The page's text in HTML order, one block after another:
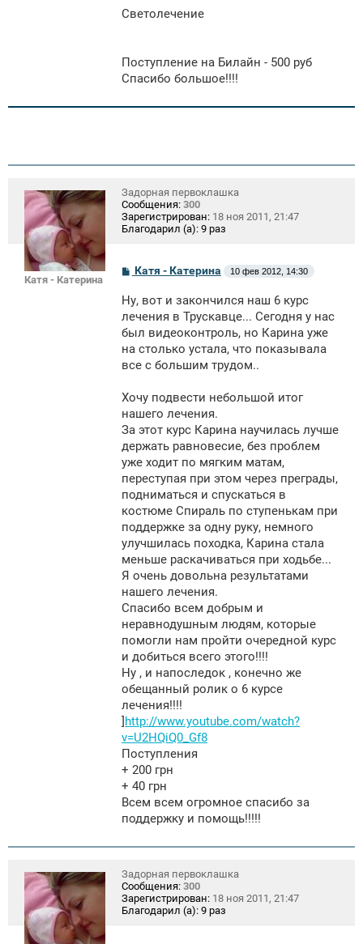
Светолечение
Поступление на Билайн - 500 руб
Спасибо большое!!!!
Катя - Катерина
Задорная первоклашка
Сообщения: 300
Зарегистрирован: 18 ноя 2011, 21:47
Благодарил (а): 9 раз
С
б
щ
н
и
Катя - Катерина 10 фев 2012, 14:30
Ну, вот и закончился наш 6 курс
лечения в Трускавце... Сегодня у нас
был видеоконтроль, но Карина уже
на столько устала, что показывала
все с большим трудом..
Хочу подвести небольшой итог
нашего лечения.
За этот курс Карина научилась лучше
держать равновесие, без проблем
уже ходит по мягким матам,
переступая при этом через преграды,
подниматься и спускаться в
костюме Спираль по ступенькам при
поддержке за одну руку, немного
улучшилась походка, Карина стала
меньше раскачиваться при ходьбе...
Я очень довольна результатами
нашего лечения.
Спасибо всем добрым и
неравнодушным людям, которые
помогли нам пройти очередной курс
и добиться всего этого!!!!
Ну , и напоследок , конечно же
обещанный ролик о 6 курсе
лечения!!!!
]http://www.youtube.com/watch?
v=U2HQiQ0_Gf8
Поступления
+ 200 грн
+ 40 грн
Всем всем огромное спасибо за
поддержку и помощь!!!!!
Задорная первоклашка
Сообщения: 300
Зарегистрирован: 18 ноя 2011, 21:47
Благодарил (а): 9 раз